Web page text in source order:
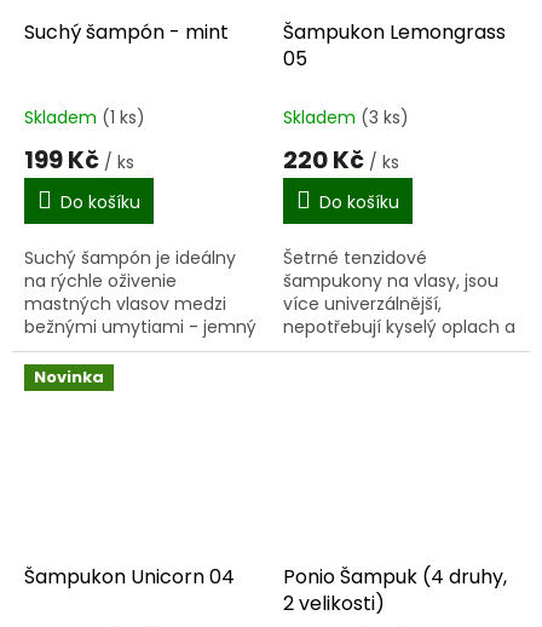
Suchý šampón - mint
Skladem (1 ks)
199 Kč / ks
Do košíku
Suchý šampón je ideálny
na rýchle oživenie
mastných vlasov medzi
bežnými umytiami - jemný
púder vmasírujte ku
korienkom a už o pár minút
môžete vyraziť do sveta s
Šampukon Lemongrass
05
Skladem (3 ks)
220 Kč / ks
Do košíku
Šetrné tenzidové
šampukony na vlasy, jsou
více univerzálnější,
nepotřebují kyselý oplach a
sedí úplně všem hlavám :-)
Novinka
Šampukon Unicorn 04
Ponio Šampuk (4 druhy,
2 velikosti)